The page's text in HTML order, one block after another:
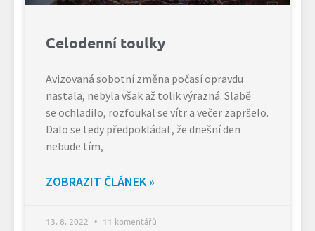
Celodenní toulky
Avizovaná sobotní změna počasí opravdu
nastala, nebyla však až tolik výrazná. Slabě
se ochladilo, rozfoukal se vítr a večer zapršelo.
Dalo se tedy předpokládat, že dnešní den
nebude tím,
ZOBRAZIT ČLÁNEK »
13. 8. 2022 11 komentářů